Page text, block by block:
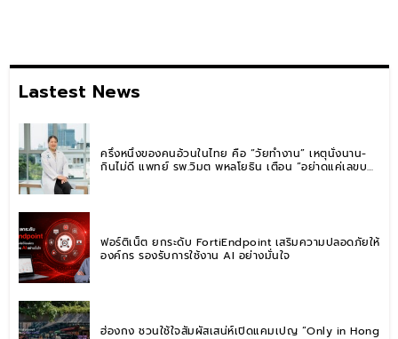
Lastest News
ครึ่งหนึ่งของคนอ้วนในไทย คือ “วัยทำงาน” เหตุนั่งนาน-
กินไม่ดี แพทย์ รพ.วิมุต พหลโยธิน เตือน “อย่าดูแค่เลขบน
ฟอร์ติเน็ต ยกระดับ FortiEndpoint เสริมความปลอดภัยให้
องค์กร รองรับการใช้งาน AI อย่างมั่นใจ
ฮ่องกง ชวนใช้ใจสัมผัสเสน่ห์เปิดแคมเปญ “Only in Hong